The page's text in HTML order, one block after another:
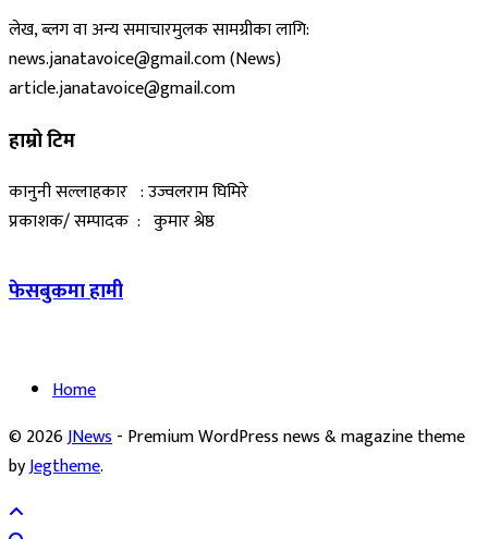
लेख, ब्लग वा अन्य समाचारमुलक सामग्रीका लागि:
news.janatavoice@gmail.com (News)
article.janatavoice@gmail.com
हाम्रो टिम
कानुनी सल्लाहकार : उज्वलराम घिमिरे
प्रकाशक/ सम्पादक : कुमार श्रेष्ठ
फेसबुकमा हामी
Home
© 2026JNews- Premium WordPress news & magazine theme
byJegtheme.